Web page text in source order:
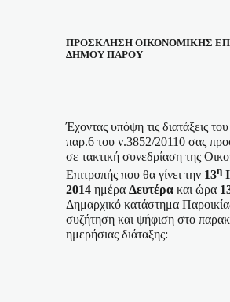
ΠΡΟΣΚΛΗΣΗ ΟΙΚΟΝΟΜΙΚΗΣ
ΔΗΜΟΥ ΠΑΡΟΥ
Έχοντας υπόψη τις διατάξεις
παρ.6 του ν.3852/20110 σας
σε τακτική συνεδρίαση της
Επιτροπής που θα γίνει την 13η
2014 ημέρα Δευτέρα και ώρα
Δημαρχικό κατάστημα
συζήτηση και ψήφιση στο
ημερήσιας διάταξης: